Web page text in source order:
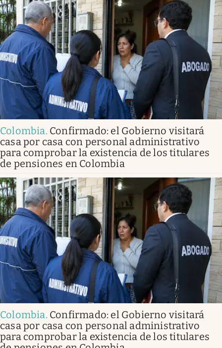
Colombia. Confirmado: el Gobierno visitará
casa por casa con personal administrativo
para comprobar la existencia de los titulares
de pensiones en Colombia
Colombia. Confirmado: el Gobierno visitará
casa por casa con personal administrativo
para comprobar la existencia de los titulares